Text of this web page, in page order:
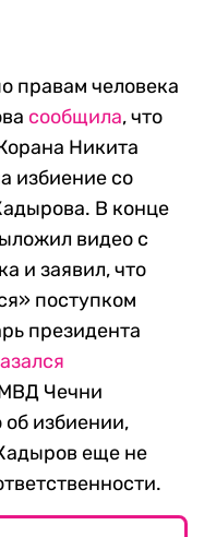
правам человека
сообщила, что
Никита
избиение со
В конце
видео с
и заявил, что
поступком
президента
Чечни
об избиении,
еще не